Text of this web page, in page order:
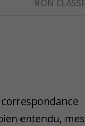
NON
entendu, mes